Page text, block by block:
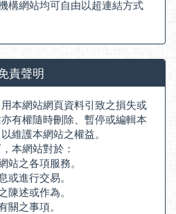
構網站均可自由以超連結方式
責聲明
本網站網頁資料引致之損失或
有權隨時刪除、暫停或編輯本
維護本網站之權益。
本網站對於：
站之各項服務。
或進行交易。
陳述或作為。
關之事項。